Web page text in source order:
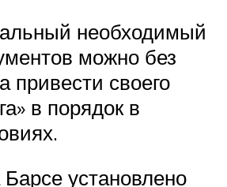
необходимый
можно без
привести своего
в порядок в
установлено